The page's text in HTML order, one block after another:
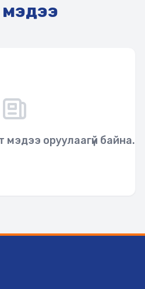
мэдээ
мэдээ оруулаагүй байна.